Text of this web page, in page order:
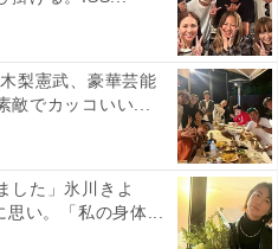
梨憲武、豪華芸能
敵でカッコいい...
した」氷川きよ
思い。「私の身体...